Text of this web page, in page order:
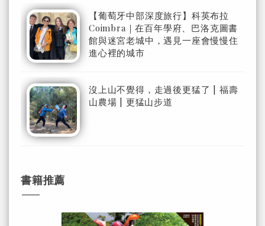
【葡萄牙中部深度旅行】科英布拉
Coimbra｜在百年學府、巴洛克圖書
館與迷宮老城中，遇見一座會慢慢住
進心裡的城市
沒上山不覺得，走過後更猛了 | 福壽
山農場 | 更猛山步道
書籍推薦